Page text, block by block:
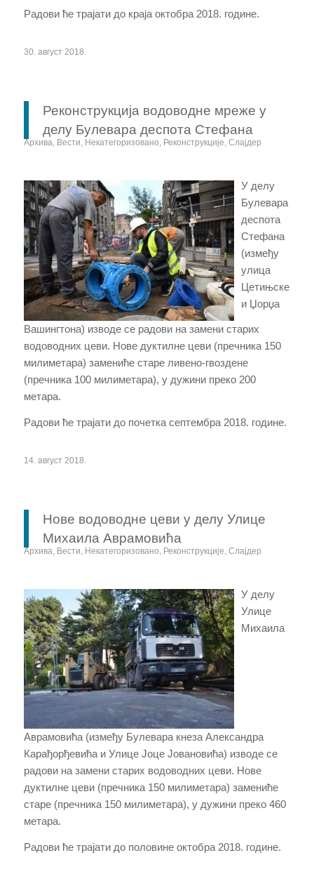
Радови ће трајати до краја октобра 2018. године.
30. август 2018.
Реконструкција водоводне мреже у
делу Булевара деспота Стефана
Архива, Вести, Некатегоризовано, Реконструкције, Слајдер
У делу
Булевара
деспота
Стефана
(између
улица
Цетињске
и Џорџа
Вашингтона) изводе се радови на замени старих
водоводних цеви. Нове дуктилне цеви (пречника 150
милиметара) замениће старе ливено-гвоздене
(пречника 100 милиметара), у дужини преко 200
метара.
Радови ће трајати до почетка септембра 2018. године.
14. август 2018.
Нове водоводне цеви у делу Улице
Михаила Аврамовића
Архива, Вести, Некатегоризовано, Реконструкције, Слајдер
У делу
Улице
Михаила
Аврамовића (између Булевара кнеза Александра
Карађорђевића и Улице Јоце Јовановића) изводе се
радови на замени старих водоводних цеви. Нове
дуктилне цеви (пречника 150 милиметара) замениће
старе (пречника 150 милиметара), у дужини преко 460
метара.
Радови ће трајати до половине октобра 2018. године.